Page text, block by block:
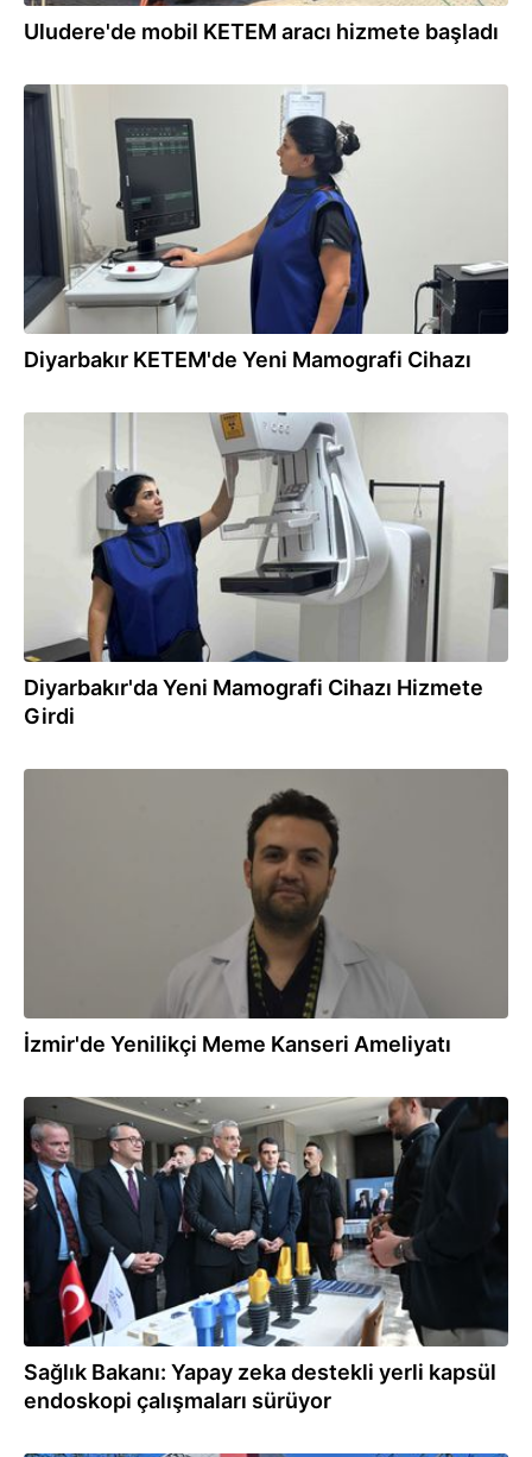
Uludere'de mobil KETEM aracı hizmete başladı
10.07.2026
Diyarbakır KETEM'de Yeni Mamografi Cihazı
Diyarbakır'da Yeni Mamografi Cihazı Hizmete
Girdi
İzmir'de Yenilikçi Meme Kanseri Ameliyatı
29.06.2026
Sağlık Bakanı: Yapay zeka destekli yerli kapsül
endoskopi çalışmaları sürüyor